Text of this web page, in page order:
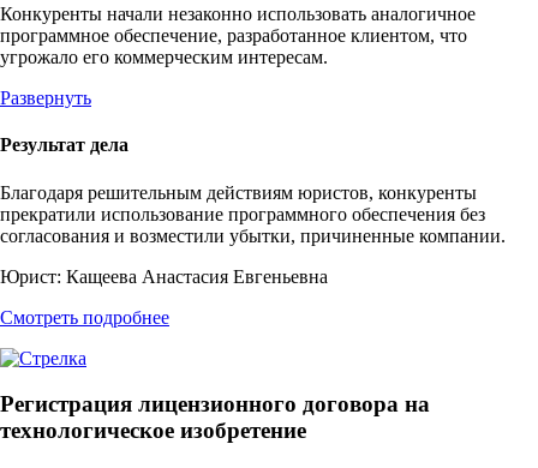
Конкуренты начали незаконно использовать аналогичное
программное обеспечение, разработанное клиентом, что
угрожало его коммерческим интересам.
Развернуть
Результат дела
Благодаря решительным действиям юристов, конкуренты
прекратили использование программного обеспечения без
согласования и возместили убытки, причиненные компании.
Юрист: Кащеева Анастасия Евгеньевна
Смотреть подробнее
Регистрация лицензионного договора на
технологическое изобретение